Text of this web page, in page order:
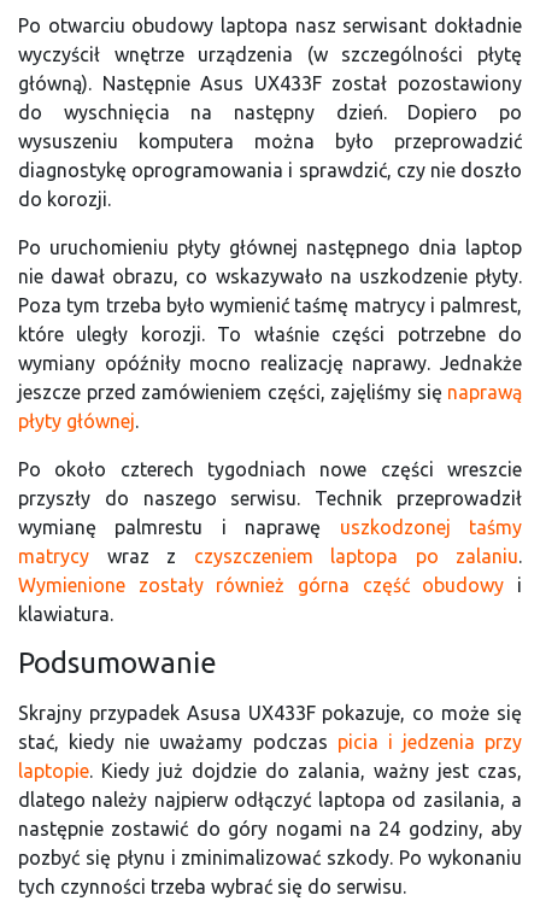
Po otwarciu obudowy laptopa nasz serwisant dokładnie
wyczyścił wnętrze urządzenia (w szczególności płytę
główną). Następnie Asus UX433F został pozostawiony
do wyschnięcia na następny dzień. Dopiero po
wysuszeniu komputera można było przeprowadzić
diagnostykę oprogramowania i sprawdzić, czy nie doszło
do korozji.
Po uruchomieniu płyty głównej następnego dnia laptop
nie dawał obrazu, co wskazywało na uszkodzenie płyty.
Poza tym trzeba było wymienić taśmę matrycy i palmrest,
które uległy korozji. To właśnie części potrzebne do
wymiany opóźniły mocno realizację naprawy. Jednakże
jeszcze przed zamówieniem części, zajęliśmy się naprawą
płyty głównej
Po około czterech tygodniach nowe części wreszcie
przyszły do naszego serwisu. Technik przeprowadził
wymianę palmrestu i naprawę uszkodzonej taśmy
matrycy wraz z czyszczeniem laptopa po zalaniu
Wymienione zostały również górna część obudowy i
klawiatura.
Podsumowanie
Skrajny przypadek Asusa UX433F pokazuje, co może się
stać, kiedy nie uważamy podczas picia i jedzenia przy
laptopie . Kiedy już dojdzie do zalania, ważny jest czas,
dlatego należy najpierw odłączyć laptopa od zasilania, a
następnie zostawić do góry nogami na 24 godziny, aby
pozbyć się płynu i zminimalizować szkody. Po wykonaniu
tych czynności trzeba wybrać się do serwisu.